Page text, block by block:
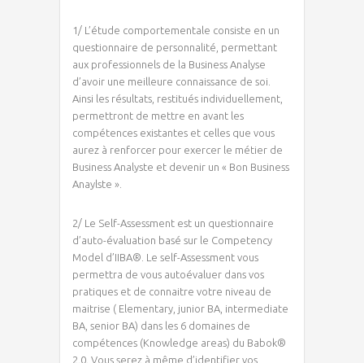
1/ L’étude comportementale consiste en un
questionnaire de personnalité, permettant
aux professionnels de la Business Analyse
d’avoir une meilleure connaissance de soi.
Ainsi les résultats, restitués individuellement,
permettront de mettre en avant les
compétences existantes et celles que vous
aurez à renforcer pour exercer le métier de
Business Analyste et devenir un « Bon Business
Anaylste ».
2/ Le Self-Assessment est un questionnaire
d’auto-évaluation basé sur le Competency
Model d’IIBA®. Le self-Assessment vous
permettra de vous autoévaluer dans vos
pratiques et de connaitre votre niveau de
maitrise ( Elementary, junior BA, intermediate
BA, senior BA) dans les 6 domaines de
compétences (Knowledge areas) du Babok®
2.0. Vous serez à même d’identifier vos